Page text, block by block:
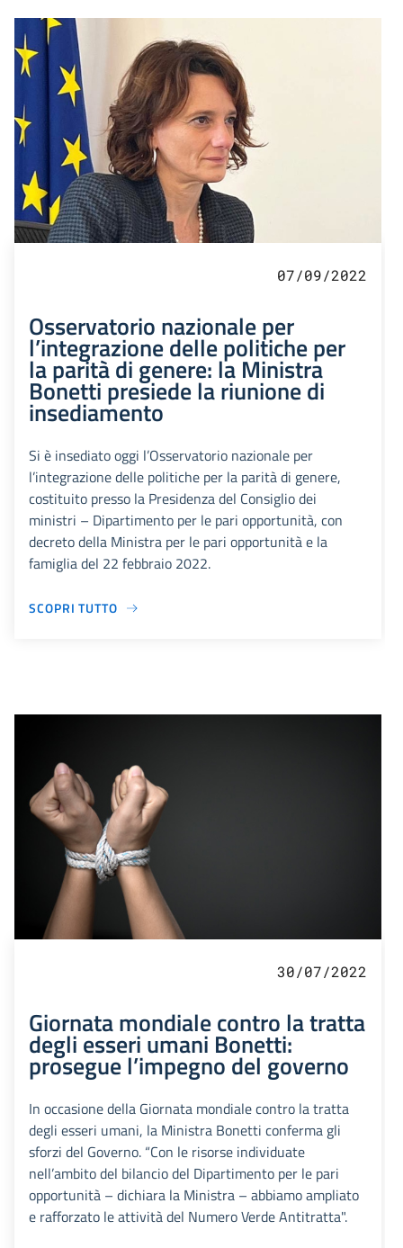
07/09/2022
Osservatorio nazionale per
l’integrazione delle politiche per
la parità di genere: la Ministra
Bonetti presiede la riunione di
insediamento
Si è insediato oggi l’Osservatorio nazionale per
l’integrazione delle politiche per la parità di genere,
costituito presso la Presidenza del Consiglio dei
ministri – Dipartimento per le pari opportunità, con
decreto della Ministra per le pari opportunità e la
famiglia del 22 febbraio 2022.
SCOPRI TUTTO
30/07/2022
Giornata mondiale contro la tratta
degli esseri umani Bonetti:
prosegue l’impegno del governo
In occasione della Giornata mondiale contro la tratta
degli esseri umani, la Ministra Bonetti conferma gli
sforzi del Governo. “Con le risorse individuate
nell’ambito del bilancio del Dipartimento per le pari
opportunità – dichiara la Ministra – abbiamo ampliato
e rafforzato le attività del Numero Verde Antitratta".